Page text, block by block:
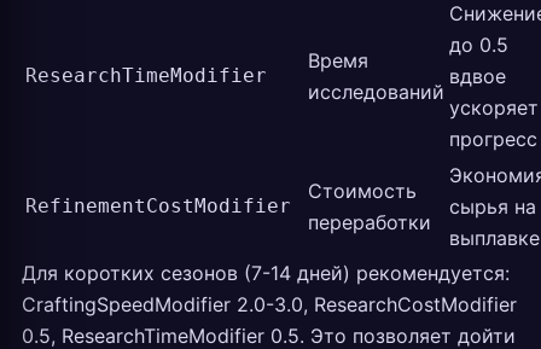
ResearchTimeModifier
Время
исследований
до 0.5
вдвое
ускоряет
прогресс
RefinementCostModifier
Стоимость
переработки
сырья на
выплавке
Для коротких сезонов (7-14 дней) рекомендуется:
CraftingSpeedModifier 2.0-3.0, ResearchCostModifier
0.5, ResearchTimeModifier 0.5. Это позволяет дойти